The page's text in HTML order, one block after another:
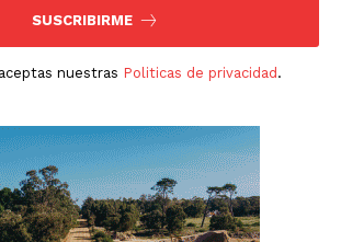
SUSCRIBIRME
nuestras Politicas de privacidad.